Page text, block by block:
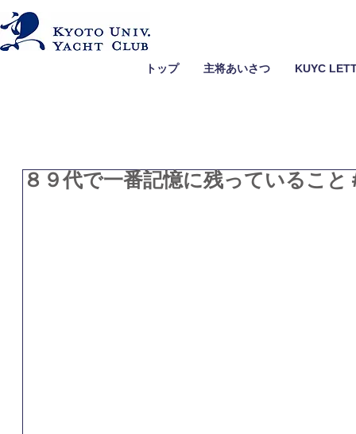
トップ 主将あいさつ KUYC
８９代で一番記憶に残っていること